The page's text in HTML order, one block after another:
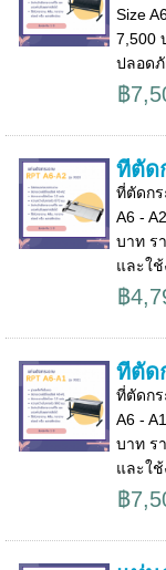
Size
7,500
ปลอดภั
฿
ที่ตัด
ที่ตัดกร
A6 -
บาท ร
และใช้
฿
ที่ตัด
ที่ตัดกร
A6 -
บาท ร
และใช้
฿